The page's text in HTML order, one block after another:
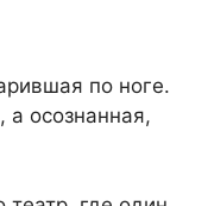
по ноге.
осознанная,